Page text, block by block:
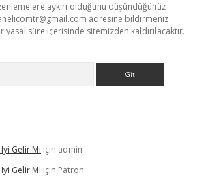
aykırı olduğunu düşündüğünüz
adresine bildirmeniz
yasal süre içerisinde sitemizden kaldırılacaktır.
Gelir Mi için admin
Gelir Mi için Patron